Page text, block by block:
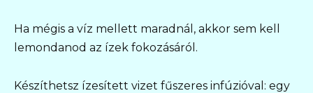
Ha mégis a víz mellett maradnál, akkor sem kell
lemondanod az ízek fokozásáról.
Készíthetsz ízesített vizet fűszeres infúzióval: egy